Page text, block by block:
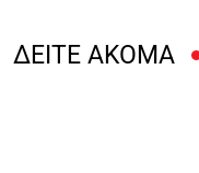
ΔΕΙΤΕ ΑΚΟΜΑ